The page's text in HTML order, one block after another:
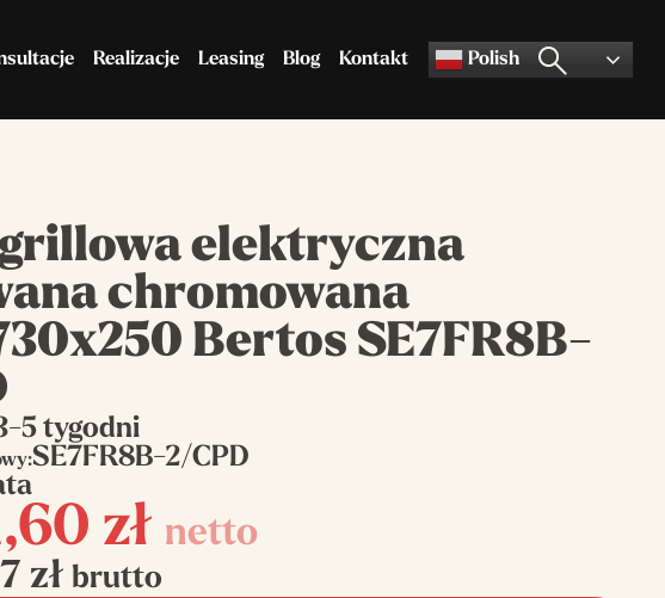
Realizacje Leasing Blog Kontakt Polish
Akcesoria do pizzy
elektryczna
chromowana
Bertos SE7FR8B-
5 tygodni
SE7FR8B-2/CPD
zł netto
zł brutto